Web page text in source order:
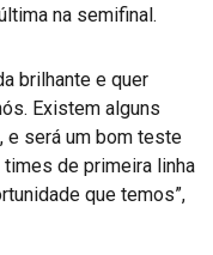
na semifinal.
brilhante e quer
Existem alguns
e será um bom teste
de primeira linha
que temos”,